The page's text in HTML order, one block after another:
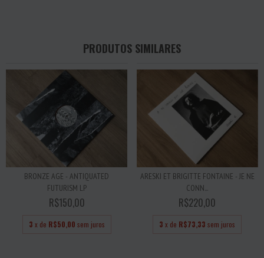
PRODUTOS SIMILARES
BRONZE AGE - ANTIQUATED
FUTURISM LP
R$150,00
3 x de R$50,00 sem juros
ARESKI ET BRIGITTE FONTAINE - JE NE
CONN...
R$220,00
3 x de R$73,33 sem juros